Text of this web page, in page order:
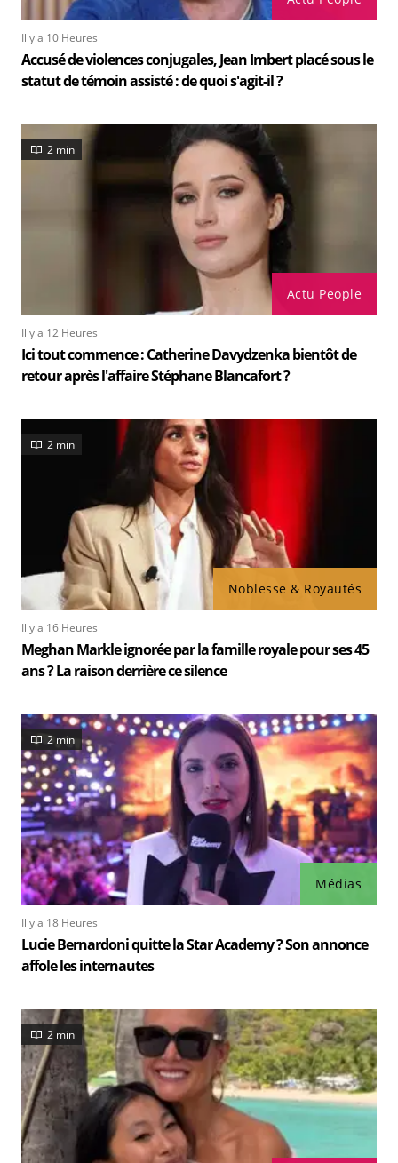
Il y a 10 Heures
Accusé de violences conjugales, Jean Imbert placé sous le
statut de témoin assisté : de quoi s'agit-il ?
Actu People
2 min
Il y a 12 Heures
Ici tout commence : Catherine Davydzenka bientôt de
retour après l'affaire Stéphane Blancafort ?
Noblesse & Royautés
2 min
Il y a 16 Heures
Meghan Markle ignorée par la famille royale pour ses 45
ans ? La raison derrière ce silence
Médias
2 min
Il y a 18 Heures
Lucie Bernardoni quitte la Star Academy ? Son annonce
affole les internautes
2 min